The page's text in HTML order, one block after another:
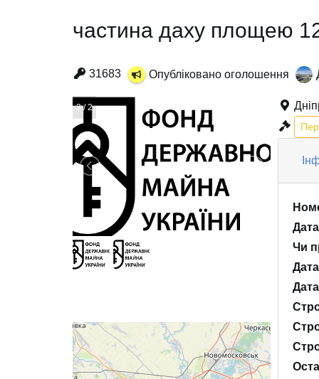
частина даху площею
31683
Опубліковано оголошення
1 / 2
Чи